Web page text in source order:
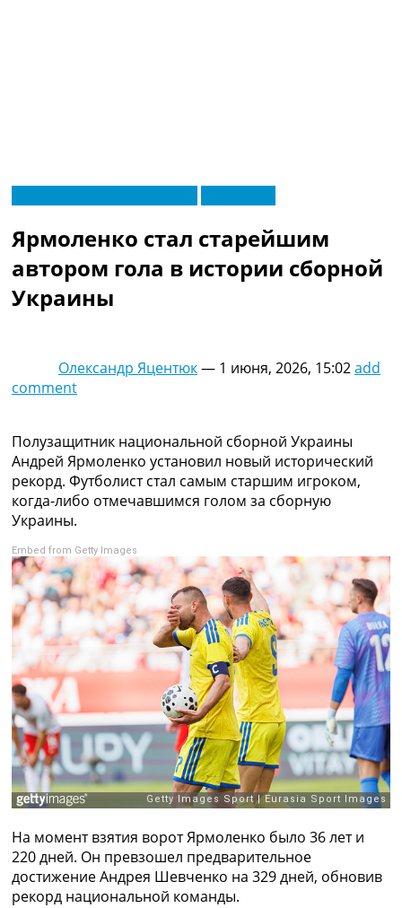
МенюНовости футбола
Видео
Трансферы
Новости футбола Украины
Рейтинги
Турниры
Чемпионат Мира
Украина. Премьер-Лига
Украина. Первая Лига
Испания. Ла Лига
Другие Турниры >>>
Таблицы
Таблицы групп Чемпионата Мира
Украина. Премьер-Лига
Украина. Первая Лига
Лига Чемпионов. Таблицы групп
Англия. Премьер-Лига
Испания. Ла Лига
Все таблицы >>>
Рейтинги
Рейтинг стран УЕФА
Рейтинг клубов УЕФА
Рейтинг ФИФА
ТВ программа
RU
UA
Ярмоленко стал старейшим
автором гола в истории сборной
Украины
Олександр Яцентюк— 1 июня, 2026, 15:02add
comment
Полузащитник национальной сборной Украины
Андрей Ярмоленко установил новый исторический
рекорд. Футболист стал самым старшим игроком,
когда-либо отмечавшимся голом за сборную
Украины.
Embed from Getty Images
На момент взятия ворот Ярмоленко было 36 лет и
220 дней. Он превзошел предварительное
достижение Андрея Шевченко на 329 дней, обновив
рекорд национальной команды.